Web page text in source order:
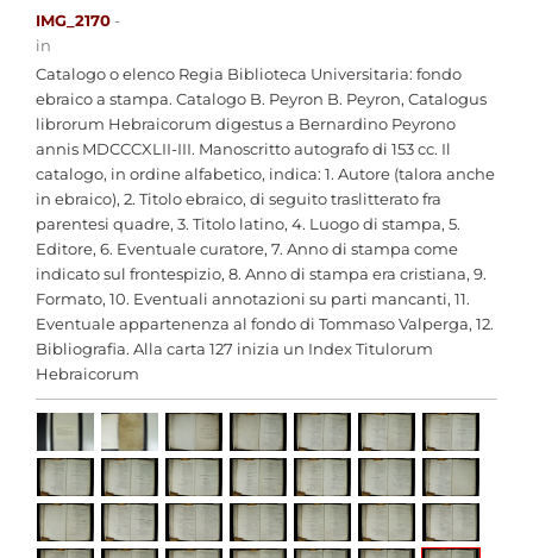
IMG_2170 -
in
Catalogo o elenco Regia Biblioteca Universitaria: fondo
ebraico a stampa. Catalogo B. Peyron B. Peyron, Catalogus
librorum Hebraicorum digestus a Bernardino Peyrono
annis MDCCCXLII-III. Manoscritto autografo di 153 cc. Il
catalogo, in ordine alfabetico, indica: 1. Autore (talora anche
in ebraico), 2. Titolo ebraico, di seguito traslitterato fra
parentesi quadre, 3. Titolo latino, 4. Luogo di stampa, 5.
Editore, 6. Eventuale curatore, 7. Anno di stampa come
indicato sul frontespizio, 8. Anno di stampa era cristiana, 9.
Formato, 10. Eventuali annotazioni su parti mancanti, 11.
Eventuale appartenenza al fondo di Tommaso Valperga, 12.
Bibliografia. Alla carta 127 inizia un Index Titulorum
Hebraicorum